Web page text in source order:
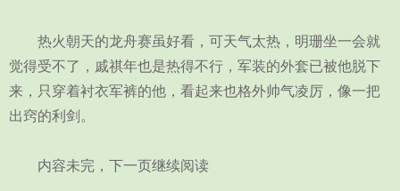
热火朝天的龙舟赛虽好看，可天气太热，明珊坐一会就
觉得受不了，戚祺年也是热得不行，军装的外套已被他脱下
来，只穿着衬衣军裤的他，看起来也格外帅气凌厉，像一把
出窍的利剑。
内容未完，下一页继续阅读